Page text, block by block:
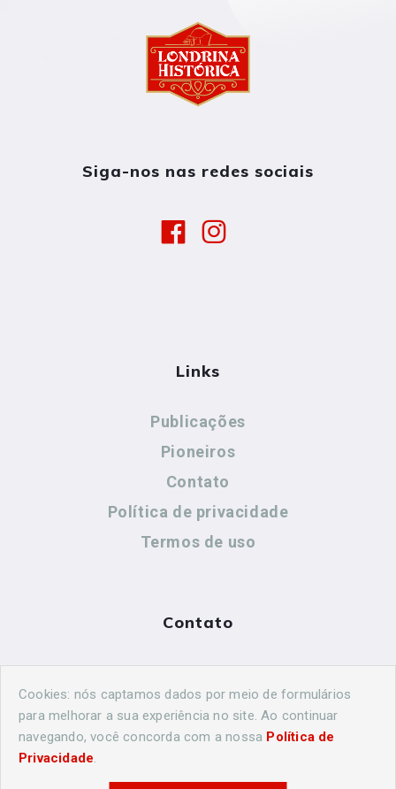
Siga-nos nas redes sociais
Links
Publicações
Pioneiros
Contato
Política de privacidade
Termos de uso
Contato
cidadeshistoricasoficial@gmail.com
Cookies: nós captamos dados por meio de formulários
para melhorar a sua experiência no site. Ao continuar
navegando, você concorda com a nossa Política de
Privacidade.